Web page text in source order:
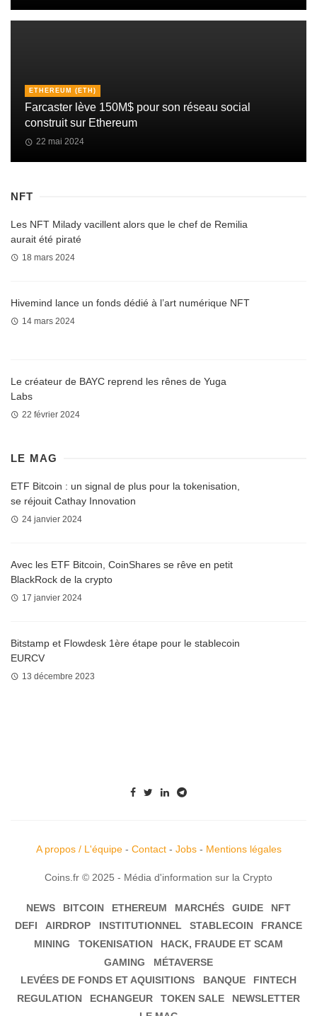
ETHEREUM (ETH)
Farcaster lève 150M$ pour son réseau social
construit sur Ethereum
22 mai 2024
NFT
Les NFT Milady vacillent alors que le chef de Remilia
aurait été piraté
18 mars 2024
Hivemind lance un fonds dédié à l’art numérique NFT
14 mars 2024
Le créateur de BAYC reprend les rênes de Yuga
Labs
22 février 2024
LE MAG
ETF Bitcoin : un signal de plus pour la tokenisation,
se réjouit Cathay Innovation
24 janvier 2024
Avec les ETF Bitcoin, CoinShares se rêve en petit
BlackRock de la crypto
17 janvier 2024
Bitstamp et Flowdesk 1ère étape pour le stablecoin
EURCV
13 décembre 2023
A propos / L'équipe- Contact- Jobs- Mentions légales
Coins.fr © 2025 - Média d'information sur la Crypto
NEWS BITCOIN ETHEREUM MARCHÉS GUIDE
NFT
DEFI
AIRDROP INSTITUTIONNEL STABLECOIN
FRANCE
MINING
TOKENISATION
HACK, FRAUDE ET SCAM
GAMING
MÉTAVERSE
LEVÉES DE FONDS ET AQUISITIONS
BANQUE
FINTECH
REGULATION
ECHANGEUR TOKEN SALE
NEWSLETTER